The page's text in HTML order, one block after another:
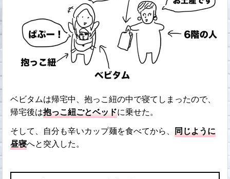
ベビタムは帰宅中、抱っこ紐の中で寝てしまったので、
帰宅後は抱っこ紐ごとベッドに乗せた。
そして、自分も辛いカップ麺を食べてから、同じように
昼寝へと突入した。